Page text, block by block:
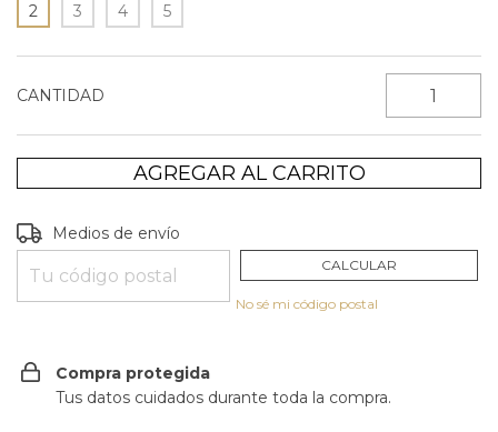
2
3 4 5
CANTIDAD
Entregas para el CP:
Medios de envío
CALCULAR
No sé mi código postal
Compra protegida
Tus datos cuidados durante toda la compra.